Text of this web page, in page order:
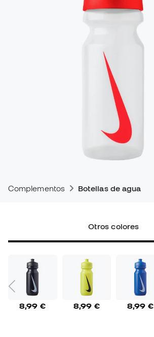
Complementos Botellas de agua
Otros colores
8,99 € 8,99 € 8,99 €